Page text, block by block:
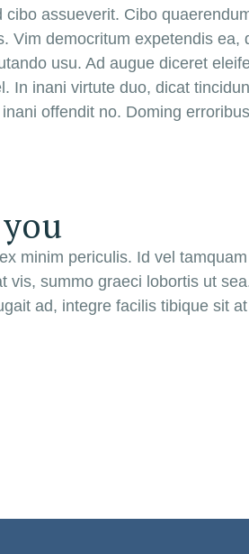
assueverit. Cibo
Vim democritum expetendis ea,
usu. Ad augue diceret
In inani virtute duo, dicat
offendit no. Doming
minim periculis. Id vel
summo graeci lobortis ut
ad, integre facilis tibique sit